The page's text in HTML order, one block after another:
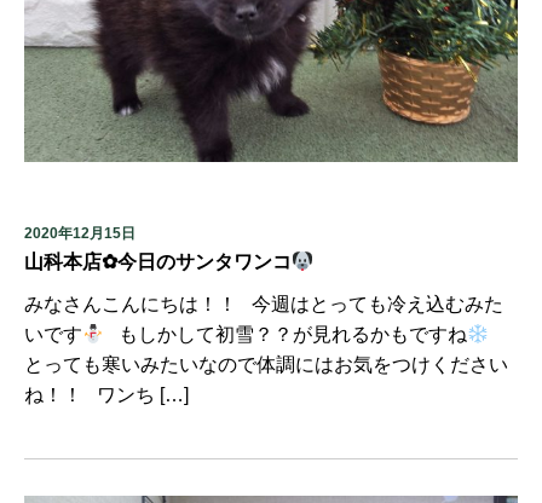
2020年12月15日
山科本店✿今日のサンタワンコ
みなさんこんにちは！！ 今週はとっても冷え込むみた
いです
もしかして初雪？？が見れるかもですね
とっても寒いみたいなので体調にはお気をつけください
ね！！ ワンち […]